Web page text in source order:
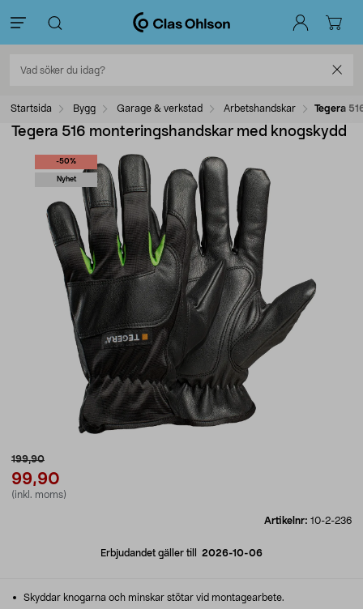
Startsida Bygg Garage & verkstad Arbetshandskar Tegera
Tegera 516 monteringshandskar med knogskydd
-50%
Nyhet
199,90
99,90
(inkl. moms)
Artikelnr: 10-2-236
Erbjudandet gäller till 2026-10-06
Skyddar knogarna och minskar stötar vid montagearbete.